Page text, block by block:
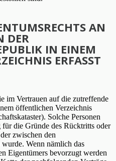
AN
DER
IN EINEM
ERFASST
im Vertrauen auf die zutreffende
öffentlichen Verzeichnis
Solche Personen
die Gründe des Rücktritts oder
zwischen den
wurde. Wenn nämlich das
Eigentümers bevorzugt werden